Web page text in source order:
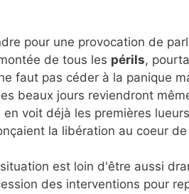
pour une provocation de
de tous les périls,
faut pas céder à la panique
beaux jours reviendront
voit déjà les premières
la libération au coeur
est loin d'être aussi
des interventions pour